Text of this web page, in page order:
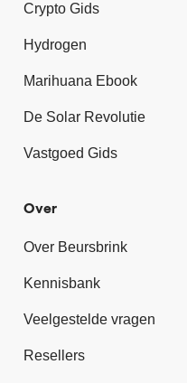
Crypto Gids
Hydrogen
Marihuana Ebook
De Solar Revolutie
Vastgoed Gids
Over
Over Beursbrink
Kennisbank
Veelgestelde vragen
Resellers